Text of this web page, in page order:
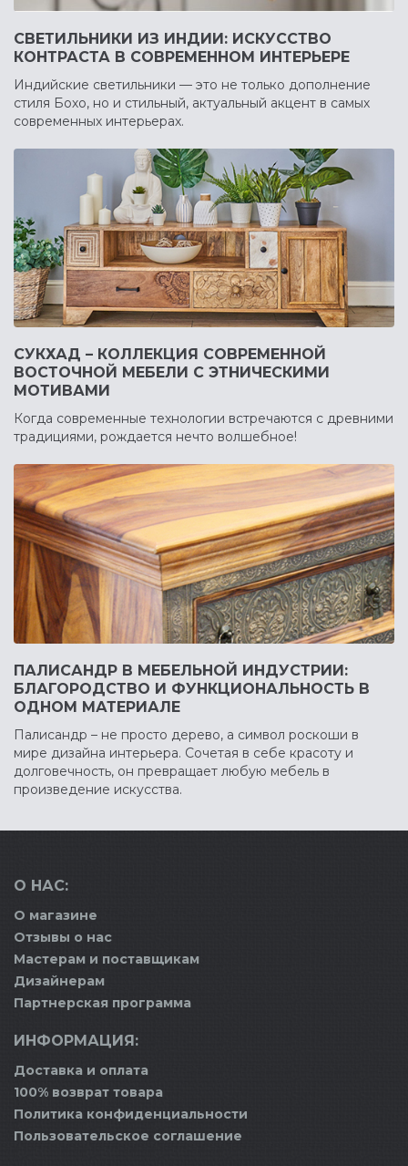
СВЕТИЛЬНИКИ ИЗ ИНДИИ: ИСКУССТВО
КОНТРАСТА В СОВРЕМЕННОМ ИНТЕРЬЕРЕ
Индийские светильники — это не только дополнение
стиля Бохо, но и стильный, актуальный акцент в самых
современных интерьерах.
СУКХАД – КОЛЛЕКЦИЯ СОВРЕМЕННОЙ
ВОСТОЧНОЙ МЕБЕЛИ С ЭТНИЧЕСКИМИ
МОТИВАМИ
Когда современные технологии встречаются с древними
традициями, рождается нечто волшебное!
ПАЛИСАНДР В МЕБЕЛЬНОЙ ИНДУСТРИИ:
БЛАГОРОДСТВО И ФУНКЦИОНАЛЬНОСТЬ В
ОДНОМ МАТЕРИАЛЕ
Палисандр – не просто дерево, а символ роскоши в
мире дизайна интерьера. Сочетая в себе красоту и
долговечность, он превращает любую мебель в
произведение искусства.
О НАС:
О магазине
Отзывы о нас
Мастерам и поставщикам
Дизайнерам
Партнерская программа
ИНФОРМАЦИЯ:
Доставка и оплата
100% возврат товара
Политика конфиденциальности
Пользовательское соглашение